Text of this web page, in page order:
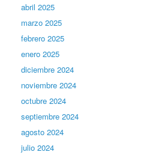
abril 2025
marzo 2025
febrero 2025
enero 2025
diciembre 2024
noviembre 2024
octubre 2024
septiembre 2024
agosto 2024
julio 2024